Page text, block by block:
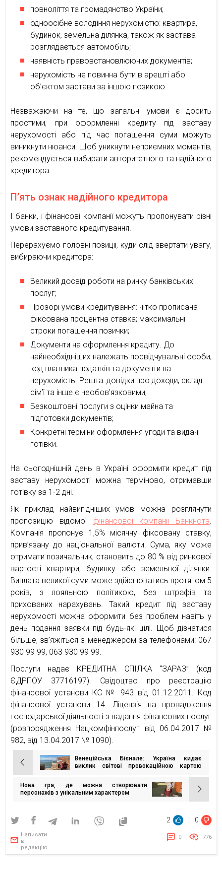
повноліття та громадянство України;
одноосібне володіння нерухомістю: квартира,
будинок, земельна ділянка, також як застава
розглядається автомобіль;
наявність правовстановлюючих документів;
нерухомість не повинна бути в арешті або
об’єктом застави за іншою позикою.
Незважаючи на те, що загальні умови є досить
простими, при оформленні кредиту під заставу
нерухомості або під час погашення суми можуть
виникнути нюанси. Щоб уникнути неприємних моментів,
рекомендується вибирати авторитетного та надійного
кредитора.
П’ять ознак надійного кредитора
І банки, і фінансові компанії можуть пропонувати різні
умови заставного кредитування.
Перерахуємо головні позиції, куди слід звертати увагу,
вибираючи кредитора:
Великий досвід роботи на ринку банківських
послуг;
Прозорі умови кредитування: чітко прописана
фіксована процентна ставка; максимальні
строки погашення позички;
Документи на оформлення кредиту. До
найнеобхідніших належать посвідчувальні особи,
код платника податків та документи на
нерухомість. Решта: довідки про доходи, склад
сім’ї та інше є необов’язковими;
Безкоштовні послуги з оцінки майна та
підготовки документів;
Конкретні терміни оформлення угоди та видачі
готівки.
На сьогоднішній день в Україні оформити кредит під
заставу нерухомості можна терміново, отримавши
готівку за 1-2 дні.
Як приклад найвигідніших умов можна розглянути
пропозицію відомої фінансової компанії Банкнота
Компанія пропонує 1,5% місячну фіксовану ставку,
прив’язану до національної валюти. Сума, яку може
отримати позичальник, становить до 80 % від ринкової
вартості квартири, будинку або земельної ділянки.
Виплата великої суми може здійснюватись протягом 5
років, з лояльною політикою, без штрафів та
прихованих нарахувань. Такий кредит під заставу
нерухомості можна оформити без проблем навіть у
день подання заявки під будь-які цілі. Щоб дізнатися
більше, зв’яжіться з менеджером за телефонами: 067
930 99 99, 063 930 99 99.
Послуги надає КРЕДИТНА СПІЛКА “ЗАРАЗ” (код
ЄДРПОУ 37716197). Свідоцтво про реєстрацію
фінансової установи КС № 943 від 01.12.2011. Код
фінансової установи 14. Ліцензія на провадження
господарської діяльності з надання фінансових послуг
(розпорядження Нацкомфінпослуг від 06.04.2017 №
982, від 13.04.2017 № 1090).
Навігація
записів
Венеційська Бієнале: Україна кидає
виклик світові провокаційною картою
Нова гра, де можна створювати
персонажів з унікальним характером
2 0
Написати
в
редакцію
0 776